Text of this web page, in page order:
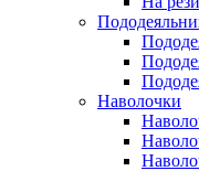
Наволочки